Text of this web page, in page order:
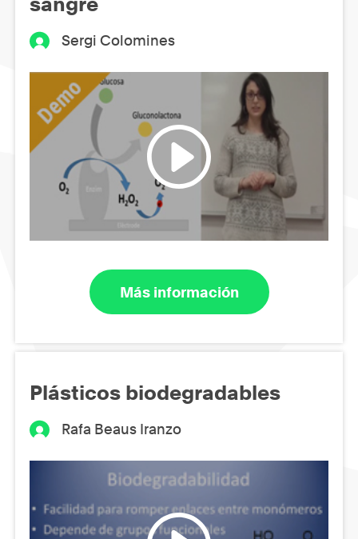
Sergi Colomines
Más información
Plásticos biodegradables
Rafa Beaus Iranzo